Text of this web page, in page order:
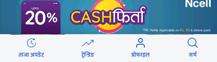
ताजा अपडेट ट्रेन्डिङ प्रोफाइल सर्च